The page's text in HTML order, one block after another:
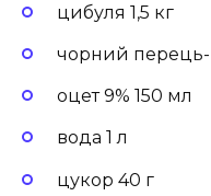
цибуля 1,5 кг
чорний перець-
оцет 9% 150 мл
вода 1 л
цукор 40 г